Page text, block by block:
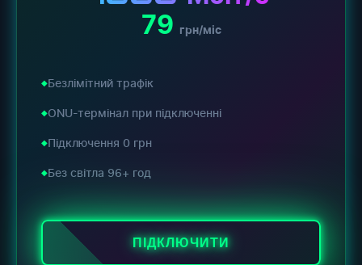
79 грн/міс
Безлімітний трафік
ONU-термінал при підключенні
Підключення 0 грн
Без світла 96+ год
ПІДКЛЮЧИТИ